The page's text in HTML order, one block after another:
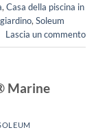
,Casa della piscina in
,Soleum
Lascia un commento
Marine